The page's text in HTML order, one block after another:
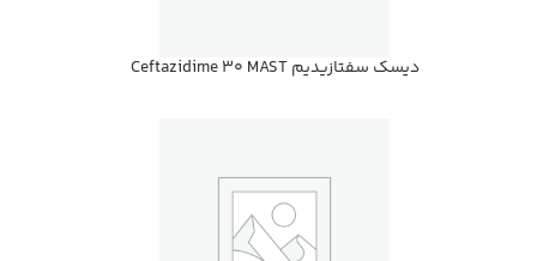
ديسك سفتازيديم Ceftazidime 30 MAST